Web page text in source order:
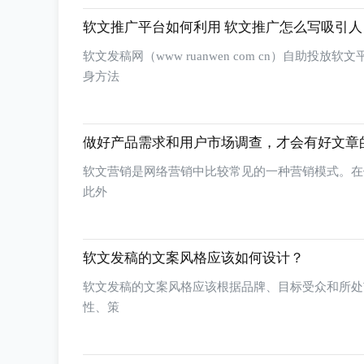
软文推广平台如何利用 软文推广怎么写吸引
软文发稿网（www ruanwen com cn）自助投放软
身方法
做好产品需求和用户市场调查，才会有好文章
软文营销是网络营销中比较常见的一种营销模式。
此外
软文发稿的文案风格应该如何设计？
软文发稿的文案风格应该根据品牌、目标受众和所
性、策